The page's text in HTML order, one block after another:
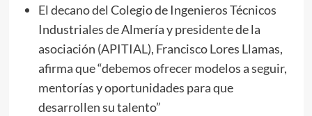
El decano del Colegio de Ingenieros Técnicos
Industriales de Almería y presidente de la
asociación (APITIAL), Francisco Lores Llamas,
afirma que “debemos ofrecer modelos a seguir,
mentorías y oportunidades para que
desarrollen su talento”